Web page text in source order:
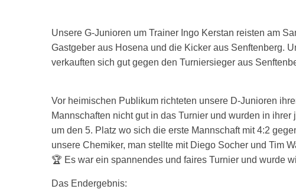
Unsere G-Junioren um Trainer Ingo Kerstan reisten am
Gastgeber aus Hosena und die Kicker aus Senftenberg.
verkauften sich gut gegen den Turniersieger aus
Vor heimischen Publikum richteten unsere D-Junioren
Mannschaften nicht gut in das Turnier und wurden in
um den 5. Platz wo sich die erste Mannschaft mit 4:2
unsere Chemiker, man stellte mit Diego Socher und Tim
🏆 Es war ein spannendes und faires Turnier und wurde
Das Endergebnis: